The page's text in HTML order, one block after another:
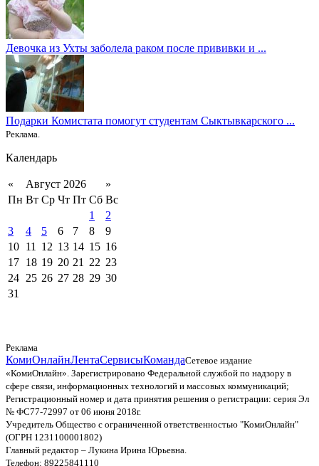
Девочка из Ухты заболела раком после прививки и ...
Подарки Комистата помогут студентам Сыктывкарского ...
Реклама.
Календарь
« Август 2026
»
Пн Вт Ср Чт Пт Сб Вс
1
2
3
4 5 6 7 8
9
10 11 12 13 14 15 16
17 18 19 20 21 22 23
24 25 26 27 28 29 30
31
Реклама
КомиОнлайнЛентаСервисыКомандаСетевое издание
«КомиОнлайн». Зарегистрировано Федеральной службой по надзору в
сфере связи, информационных технологий и массовых коммуникаций;
Регистрационный номер и дата принятия решения о регистрации: серия Эл
№ ФС77-72997 от 06 июня 2018г.
Учредитель Общество с ограниченной ответственностью "КомиОнлайн"
(ОГРН 1231100001802)
Главный редактор – Лукина Ирина Юрьевна.
Телефон: 89225841110